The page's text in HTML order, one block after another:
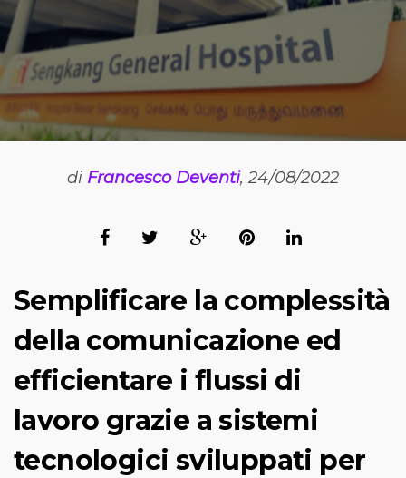
di Francesco Deventi, 24/08/2022
Semplificare la complessità
della comunicazione ed
efficientare i flussi di
lavoro grazie a sistemi
tecnologici sviluppati per